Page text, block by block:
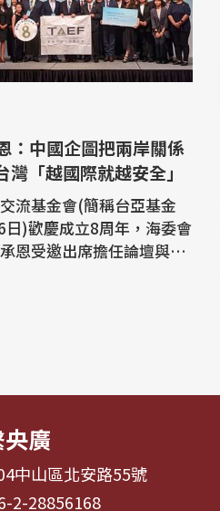
灣「越國際就越安全」
流基金會(簡稱台亞基金
)歡慶成立8周年，海委會
恩受邀出席擔任論壇與談
，中國近年在海上動作頻
廣
中山區北安路55號
2-28856168